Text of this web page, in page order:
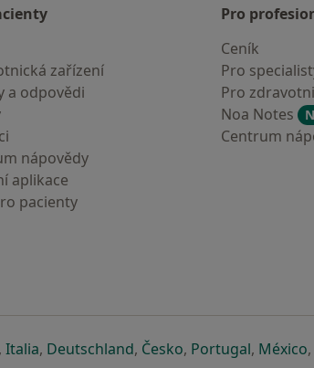
zařízení
a odpovědi
nápovědy
aplikace
pacienty
Pro
Ceník
Pro
Pro
Noa Notes
Centrum
v nové záložce
otevře v nové záložce
, Italiase otevře v nové záložce
, Deutschlandse otevře v nové záložce
, Českose otevře v nové
, Portugalse
, México,